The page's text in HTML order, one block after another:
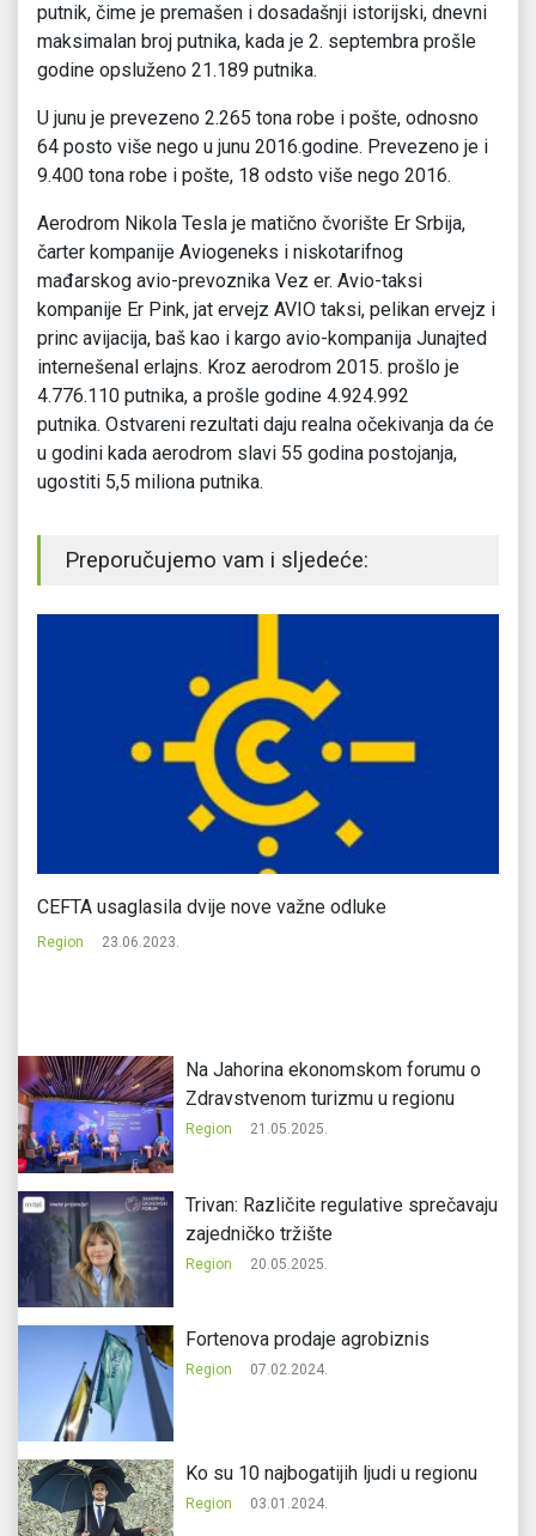
putnik, čime je premašen i dosadašnji istorijski, dnevni
maksimalan broj putnika, kada je 2. septembra prošle
godine opsluženo 21.189 putnika.
U junu je prevezeno 2.265 tona robe i pošte, odnosno
64 posto više nego u junu 2016.godine. Prevezeno je i
9.400 tona robe i pošte, 18 odsto više nego 2016.
Aerodrom Nikola Tesla je matično čvorište Er Srbija,
čarter kompanije Aviogeneks i niskotarifnog
mađarskog avio-prevoznika Vez er. Avio-taksi
kompanije Er Pink, jat ervejz AVIO taksi, pelikan ervejz i
princ avijacija, baš kao i kargo avio-kompanija Junajted
internešenal erlajns. Kroz aerodrom 2015. prošlo je
4.776.110 putnika, a prošle godine 4.924.992
putnika. Ostvareni rezultati daju realna očekivanja da će
u godini kada aerodrom slavi 55 godina postojanja,
ugostiti 5,5 miliona putnika.
Preporučujemo vam i sljedeće:
CEFTA usaglasila dvije nove važne odluke
Region 23.06.2023.
Na Jahorina ekonomskom forumu o
Zdravstvenom turizmu u regionu
Region 21.05.2025.
Trivan: Različite regulative sprečavaju
zajedničko tržište
Region 20.05.2025.
Fortenova prodaje agrobiznis
Region 07.02.2024.
Ko su 10 najbogatijih ljudi u regionu
Region 03.01.2024.